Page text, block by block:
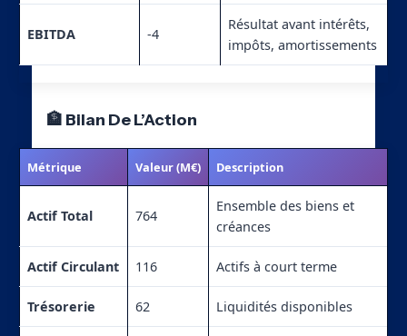
EBITDA -4
Résultat avant intérêts,
impôts, amortissements
🏦 Bilan De L’Action
Métrique Valeur (M€) Description
Actif Total 764
Ensemble des biens et
créances
Actif Circulant 116 Actifs à court terme
Trésorerie 62 Liquidités disponibles